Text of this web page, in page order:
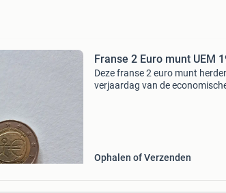
Franse 2 Euro munt UEM
Deze franse 2 euro munt
verjaardag van de
Ophalen of Verzenden